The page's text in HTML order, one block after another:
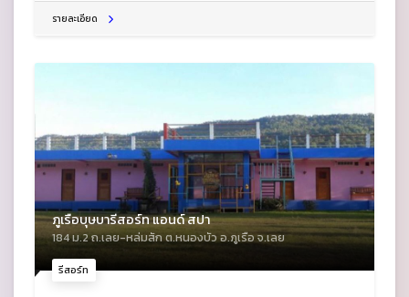
รายละเอียด
รีสอร์ท
ภูเรือบุษบารีสอร์ท แอนด์ สปา
184 ม.2 ถ.เลย-หล่มสัก ต.หนองบัว อ.ภูเรือ จ.เลย